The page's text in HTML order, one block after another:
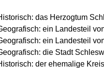
das Herzogtum
ein Landesteil
ein Landesteil
die Stadt
der ehemalige